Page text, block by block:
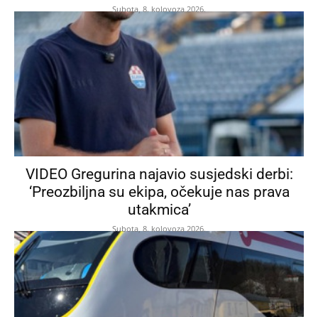
Subota, 8. kolovoza 2026.
VIDEO Gregurina najavio susjedski derbi:
‘Preozbiljna su ekipa, očekuje nas prava
utakmica’
Subota, 8. kolovoza 2026.